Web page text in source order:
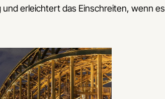
erleichtert das Einschreiten, wenn es